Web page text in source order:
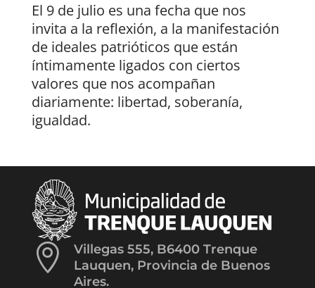
El 9 de julio es una fecha que nos
invita a la reflexión, a la manifestación
de ideales patrióticos que están
íntimamente ligados con ciertos
valores que nos acompañan
diariamente: libertad, soberanía,
igualdad.

Villegas 555, B6400 Trenque
Lauquen, Provincia de Buenos
Aires.